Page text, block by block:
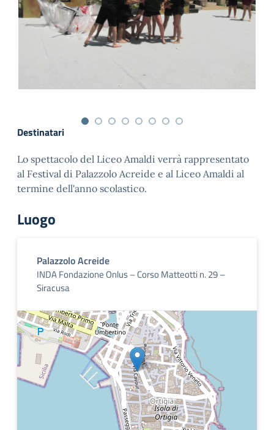
Destinatari
Lo spettacolo del Liceo Amaldi verrà rappresentato
al Festival di Palazzolo Acreide e al Liceo Amaldi al
termine dell'anno scolastico.
Luogo
Palazzolo Acreide
INDA Fondazione Onlus – Corso Matteotti n. 29 –
Siracusa